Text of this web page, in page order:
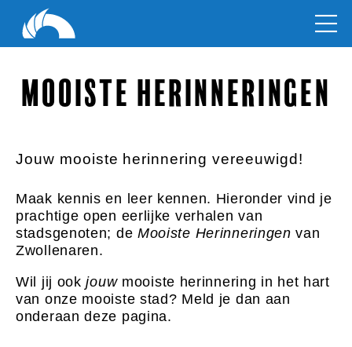
Mooiste herinneringen
Jouw mooiste herinnering vereeuwigd!
Maak kennis en leer kennen. Hieronder vind je
prachtige open eerlijke verhalen van
stadsgenoten; de Mooiste Herinneringen van
Zwollenaren.
Wil jij ookjouwmooiste herinnering in het hart
van onze mooiste stad? Meld je dan aan
onderaan deze pagina.